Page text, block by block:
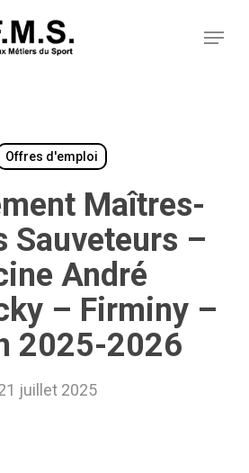
Menu
Offres d'emploi
Maîtres-
Sauveteurs –
André
– Firminy –
2025-2026
juillet 2025
cookies